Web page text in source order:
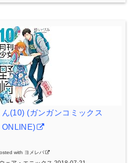
(10) (ガンガンコミックス
ONLINE)
with ヨメレバ